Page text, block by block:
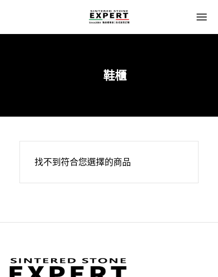
鞋櫃
找不到符合您選擇的商品